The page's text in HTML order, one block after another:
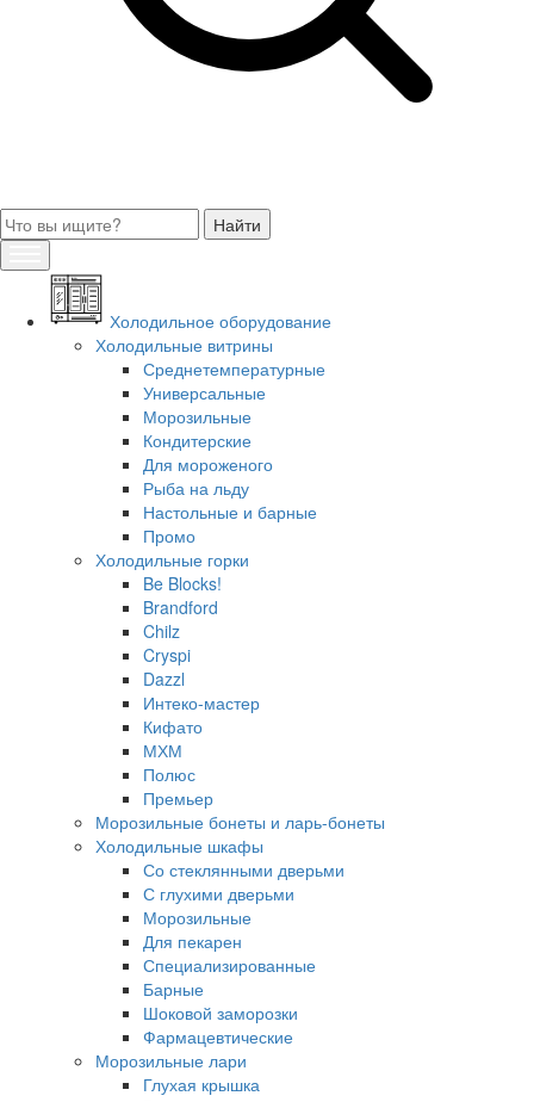
Холодильное оборудование
Холодильные витрины
Среднетемпературные
Универсальные
Морозильные
Кондитерские
Для мороженого
Рыба на льду
Настольные и барные
Промо
Холодильные горки
Be Blocks!
Brandford
Chilz
Cryspi
Dazzl
Интеко-мастер
Кифато
МХМ
Полюс
Премьер
Морозильные бонеты и ларь-бонеты
Холодильные шкафы
Со стеклянными дверьми
С глухими дверьми
Морозильные
Для пекарен
Специализированные
Барные
Шоковой заморозки
Фармацевтические
Морозильные лари
Глухая крышка